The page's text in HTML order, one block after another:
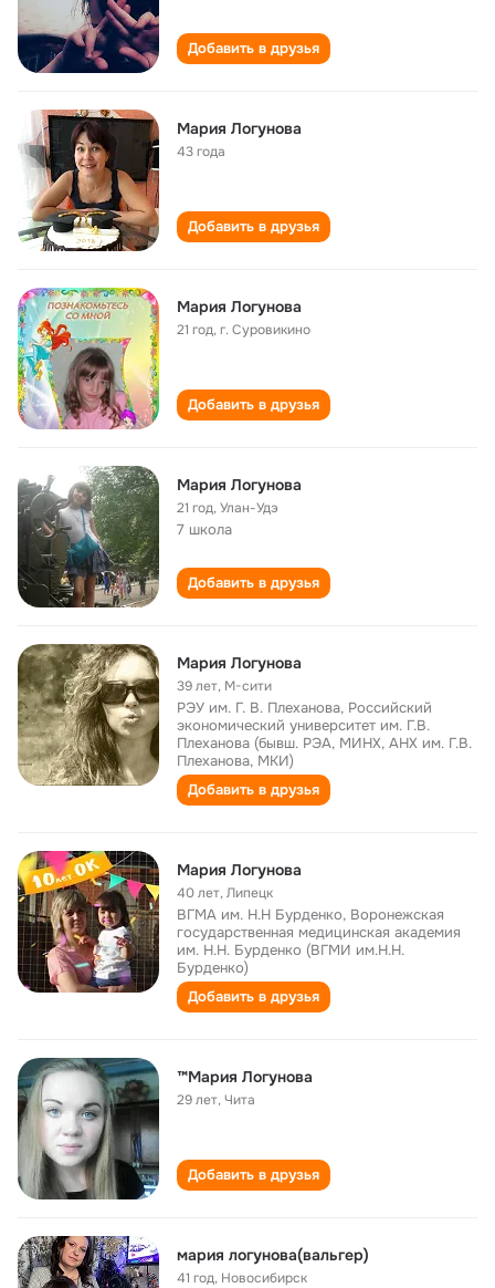
Добавить в друзья
Мария Логунова
43 года
Добавить в друзья
Мария Логунова
21 год,г. Суровикино
Добавить в друзья
Мария Логунова
21 год,Улан-Удэ
7 школа
Добавить в друзья
Мария Логунова
39 лет, М-сити
РЭУ им. Г. В. Плеханова, Российский
экономический университет им. Г.В.
Плеханова (бывш. РЭА, МИНХ, АНХ им. Г.В.
Плеханова, МКИ)
Добавить в друзья
Мария Логунова
40 лет,Липецк
ВГМА им. Н.Н Бурденко, Воронежская
государственная медицинская академия
им. Н.Н. Бурденко (ВГМИ им.Н.Н.
Бурденко)
Добавить в друзья
™Мария Логунова
29 лет,Чита
Добавить в друзья
мария логунова(вальгер)
41 год, Новосибирск